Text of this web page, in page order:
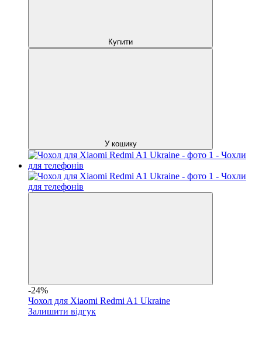
Купити
У кошику
-24%
Чохол для Xiaomi Redmi A1 Ukraine
Залишити відгук